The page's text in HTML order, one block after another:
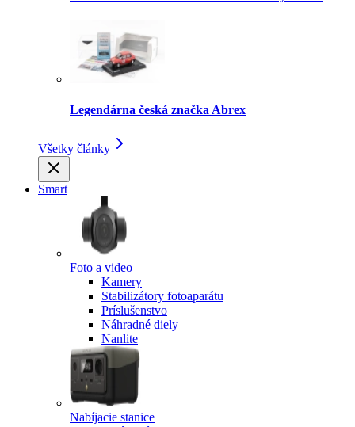
Legendárna česká značka Abrex
Všetky články
Smart
Foto a video
Kamery
Stabilizátory fotoaparátu
Príslušenstvo
Náhradné diely
Nanlite
Nabíjacie stanice